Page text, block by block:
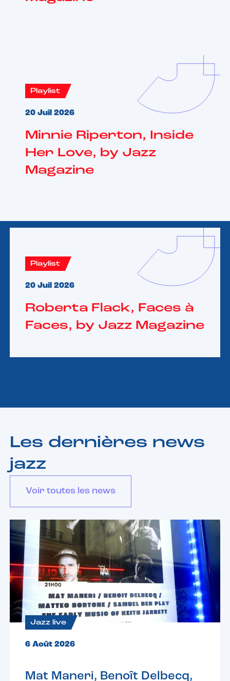
Playlist
20 Juil 2026
Minnie Riperton, Inside
Her Love, by Jazz
Magazine
Playlist
20 Juil 2026
Roberta Flack, Faces à
Faces, by Jazz Magazine
Les dernières news
jazz
Voir toutes les news
Jazz live
6 Août 2026
Mat Maneri, Benoît Delbecq,